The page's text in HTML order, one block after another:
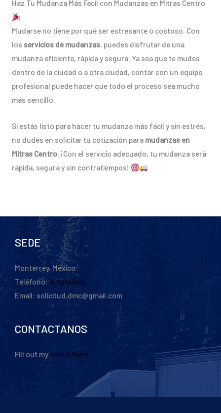
Haz Tu Mudanza Más Fácil con Mudanzas en Mitras Centro
Mudarse no tiene por qué ser estresante o costoso. Con
los servicios de mudanzas, puedes disfrutar de una
mudanza eficiente, rápida y segura. Ya sea que te mudes
dentro de la ciudad o a otra ciudad, contar con un equipo
profesional puede hacer que todo el proceso sea mucho
más sencillo.
Si estás listo para hacer tu mudanza más fácil y sin estrés,
no dudes en solicitar tu cotización para mudanzas en
Mitras Centro. ¡Con el servicio adecuado, tu mudanza será
rápida, segura y sin contratiempos!
SEDE
Monterrey, México
Teléfono:WhatsApp
Email: solicitud.dmc@gmail.com
CONTACTANOS
Fill out my online form.